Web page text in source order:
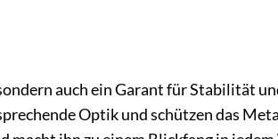
auch ein Garant für Stabilität
Optik und schützen das